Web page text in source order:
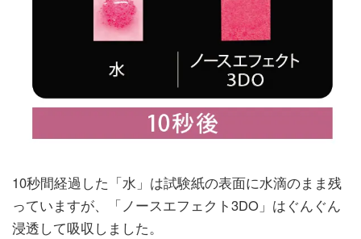
10秒間経過した「水」は試験紙の表面に水滴のまま残
っていますが、「ノースエフェクト3DO」はぐんぐん
浸透して吸収しました。